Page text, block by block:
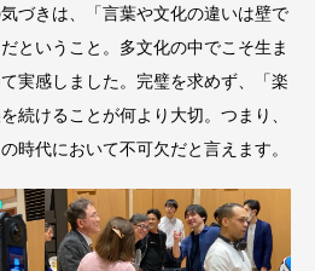
づきは、「言葉や文化の違いは壁で
ということ。多文化の中でこそ生ま
実感しました。完璧を求めず、「楽
続けることが何より大切。つまり、
時代において不可欠だと言えます。